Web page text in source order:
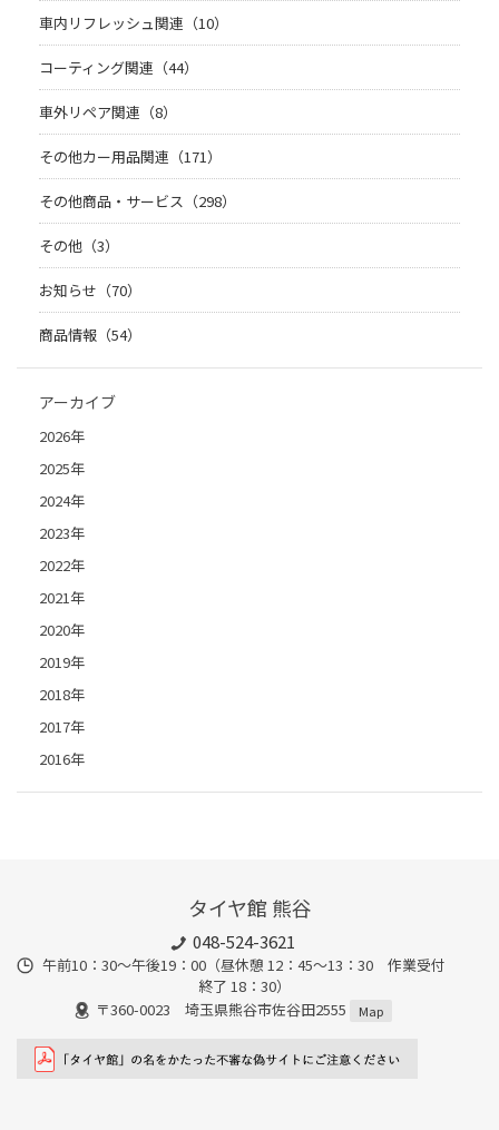
車内リフレッシュ関連（10）
コーティング関連（44）
車外リペア関連（8）
その他カー用品関連（171）
その他商品・サービス（298）
その他（3）
お知らせ（70）
商品情報（54）
アーカイブ
2026年
2025年
2024年
2023年
2022年
2021年
2020年
2019年
2018年
2017年
2016年
タイヤ館 熊谷
048-524-3621
午前10：30～午後19：00（昼休憩 12：45～13：30 作業受付
終了 18：30）
〒360-0023 埼玉県熊谷市佐谷田2555
Map